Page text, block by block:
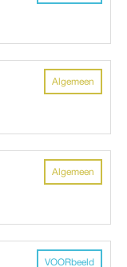
Algemeen
Algemeen
VOORbeeld